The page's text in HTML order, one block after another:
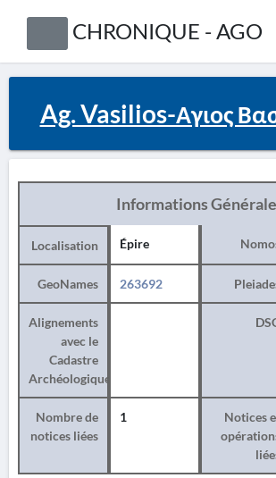
CHRONIQUE - AGO
Ag. Vasilios-Αγιος
Informations
Localisation Épire
GeoNames 263692
Alignements
avec le
Cadastre
Archéologique
Nombre de
notices liées
1
Notices